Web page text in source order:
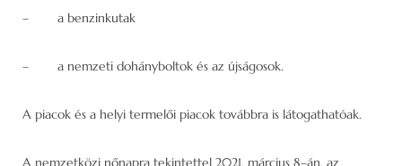
– a benzinkutak
– a nemzeti dohányboltok és az újságosok.
A piacok és a helyi termelői piacok továbbra is látogathatóak.
A nemzetközi nőnapra tekintettel 2021. március 8–án, az